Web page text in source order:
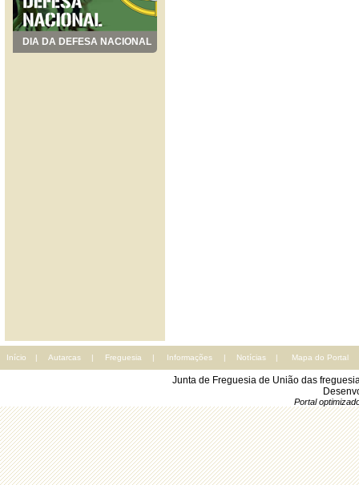
DIA DA DEFESA NACIONAL
Início | Autarcas | Freguesia | Informações | Notícias | Mapa do Portal
Junta de Freguesia de União das
Portal